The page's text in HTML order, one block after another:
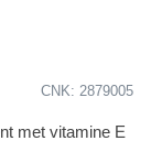
CNK: 2879005
met vitamine E